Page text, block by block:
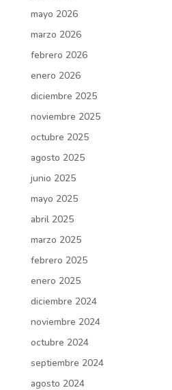
mayo 2026
marzo 2026
febrero 2026
enero 2026
diciembre 2025
noviembre 2025
octubre 2025
agosto 2025
junio 2025
mayo 2025
abril 2025
marzo 2025
febrero 2025
enero 2025
diciembre 2024
noviembre 2024
octubre 2024
septiembre 2024
agosto 2024